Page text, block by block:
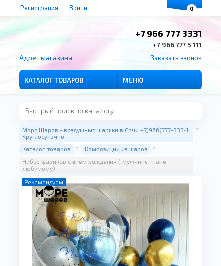
+7 966 777 3331
+7 966 777 5 111
Заказать звонок
Адрес магазина
Регистрация Войти
КАТАЛОГ ТОВАРОВ МЕНЮ
Море Шаров - воздушные шарики в Сочи +7(966)777-333-1
Круглосуточно
Каталог товаров
Композиции из шаров
Набор шариков с днём рождения ( мужчине , папе,
любимому)
Рекомендуем
0